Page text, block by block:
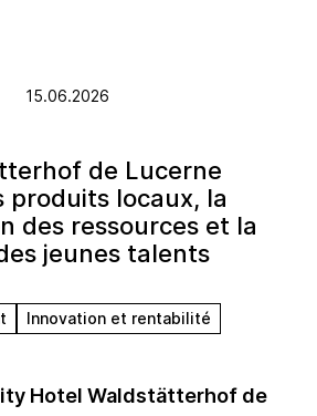
15.06.2026
de Lucerne
produits locaux, la
des ressources et la
jeunes talents
Innovation et rentabilité
Hotel Waldstätterhof de